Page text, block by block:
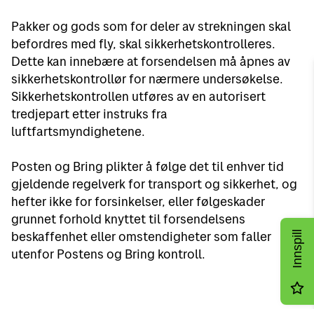
Pakker og gods som for deler av strekningen skal
befordres med fly, skal sikkerhetskontrolleres.
Dette kan innebære at forsendelsen må åpnes av
sikkerhetskontrollør for nærmere undersøkelse.
Sikkerhetskontrollen utføres av en autorisert
tredjepart etter instruks fra
luftfartsmyndighetene.
Posten og Bring plikter å følge det til enhver tid
gjeldende regelverk for transport og sikkerhet, og
hefter ikke for forsinkelser, eller følgeskader
grunnet forhold knyttet til forsendelsens
beskaffenhet eller omstendigheter som faller
utenfor Postens og Bring kontroll.
Innspill